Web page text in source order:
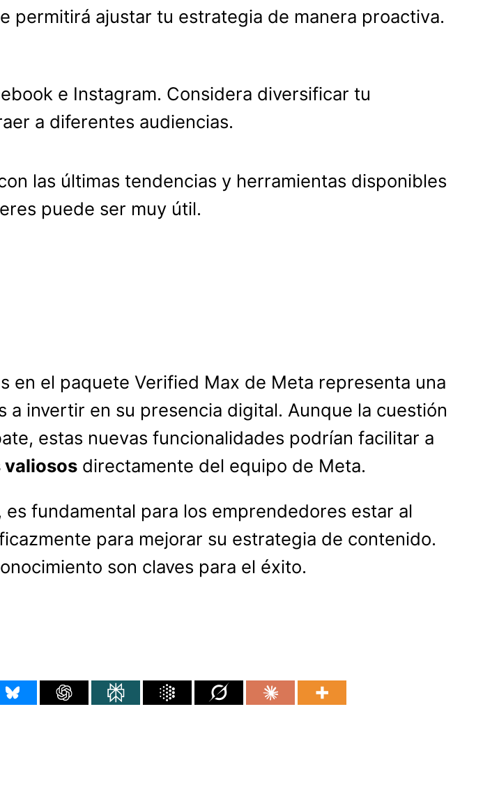
permitirá ajustar tu estrategia de manera proactiva.
e Instagram. Considera diversificar tu
a diferentes audiencias.
las últimas tendencias y herramientas disponibles
puede ser muy útil.
en el paquete Verified Max de Meta representa una
a invertir en su presencia digital. Aunque la cuestión
estas nuevas funcionalidades podrían facilitar a
valiosos directamente del equipo de Meta.
fundamental para los emprendedores estar al
para mejorar su estrategia de contenido.
son claves para el éxito.